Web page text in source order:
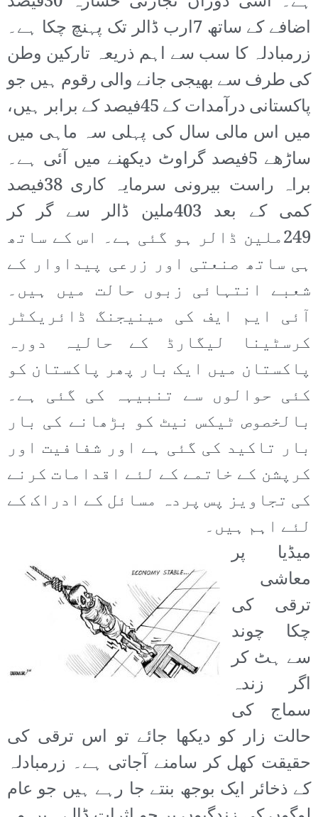
اضافے کے ساتھ 7ارب ڈالر تک پہنچ چکا ہے۔
زرمبادلہ کا سب سے اہم ذریعہ تارکین وطن
کی طرف سے بھیجی جانے والی رقوم ہیں جو
پاکستانی درآمدات کے 45فیصد کے برابر ہیں،
میں اس مالی سال کی پہلی سہ ماہی میں
ساڑھے 5فیصد گراوٹ دیکھنے میں آئی ہے۔
براہ راست بیرونی سرمایہ کاری 38فیصد
کمی کے بعد 403ملین ڈالر سے گر کر
249ملین ڈالر ہو گئی ہے۔ اس کے ساتھ
ہی ساتھ صنعتی اور زرعی پیداوار کے
شعبے انتہائی زبوں حالت میں ہیں۔
آئی ایم ایف کی مینیجنگ ڈائریکٹر
کرسٹینا لیگارڈ کے حالیہ دورہ
پاکستان میں ایک بار پھر پاکستان کو
کئی حوالوں سے تنبیہہ کی گئی ہے۔
بالخصوص ٹیکس نیٹ کو بڑھانے کی بار
بار تاکید کی گئی ہے اور شفافیت اور
کرپشن کے خاتمے کے لئے اقدامات کرنے
کی تجاویز پس پردہ مسائل کے ادراک کے
لئے اہم ہیں۔
میڈیا پر
معاشی
ترقی کی
چکا چوند
سے ہٹ کر
اگر زندہ
سماج کی
حالت زار کو دیکھا جائے تو اس ترقی کی
حقیقت کھل کر سامنے آجاتی ہے۔ زرمبادلہ
کے ذخائر ایک بوجھ بنتے جا رہے ہیں جو عام